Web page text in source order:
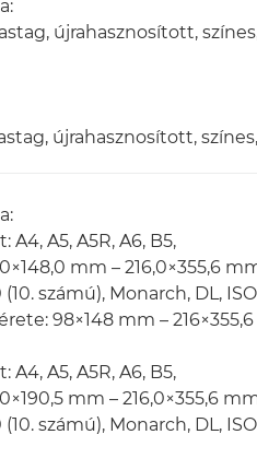
újrahasznosított,
újrahasznosított,
A5, A5R, A6, B5,
mm – 216,0×355,6
számú), Monarch, DL,
98×148 mm –
A5, A5R, A6, B5,
mm – 216,0×355,6
számú), Monarch, DL,